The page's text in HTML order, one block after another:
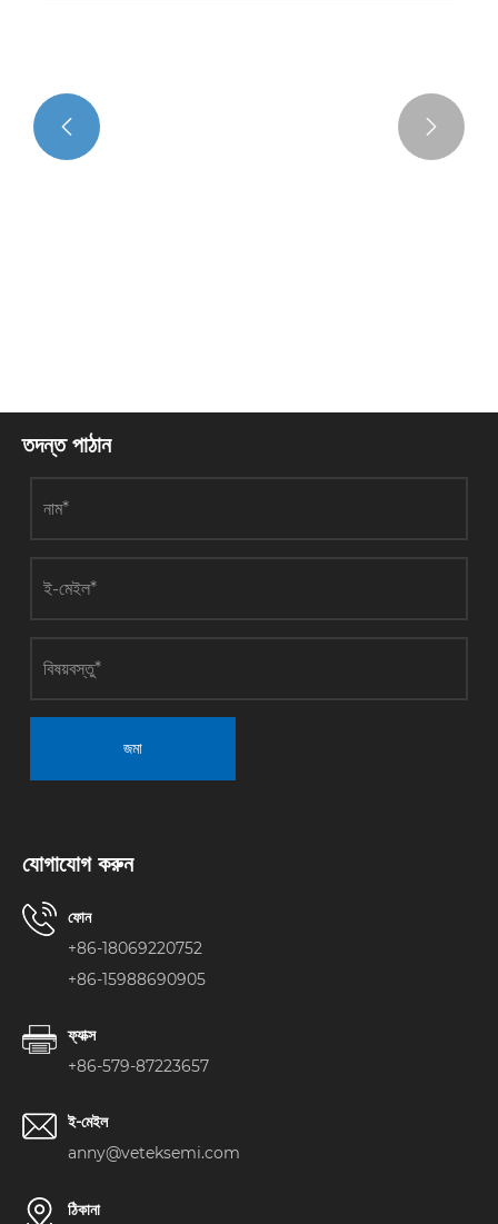
উচ্চ বিশুদ্ধতা ছিদ্র গ্রাফাইট কি?
 
তদন্ত পাঠান
জমা
যোগাযোগ করুন
ফোন
+86-18069220752
+86-15988690905
ফ্যাক্স
+86-579-87223657
ই-মেইল
anny@veteksemi.com
ঠিকানা